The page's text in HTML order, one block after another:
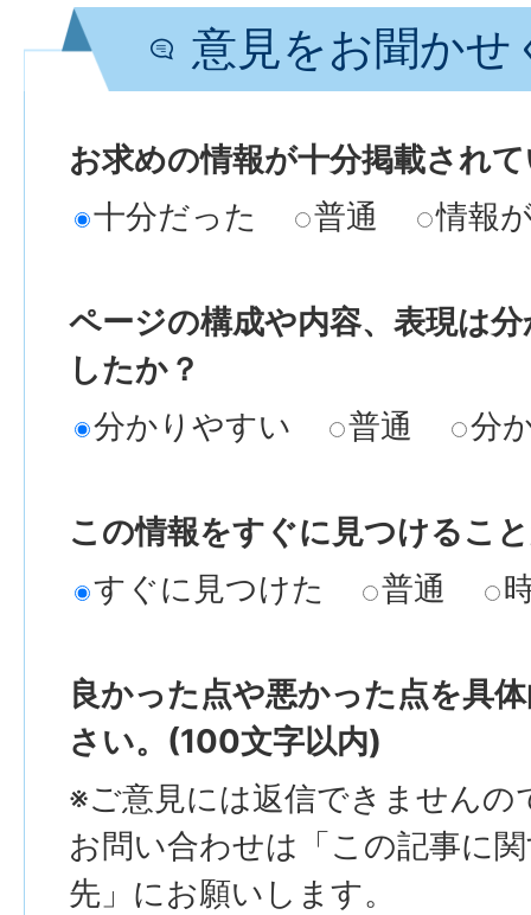
意見をお聞かせ
お求めの情報が十分掲載され
十分だった
普通 情報
ページの構成や内容、表現は
したか？
分かりやすい
普通 分
この情報をすぐに見つけるこ
すぐに見つけた
普通
良かった点や悪かった点を具
さい。(100文字以内)
※ご意見には返信できませんの
お問い合わせは「この記事に
先」にお願いします。